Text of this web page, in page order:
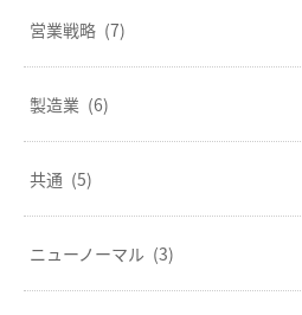
営業戦略 (7)
製造業 (6)
共通 (5)
ニューノーマル (3)